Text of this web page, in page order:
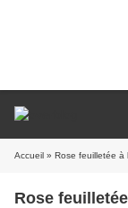
Accueil » Rose feuilletée à
Rose